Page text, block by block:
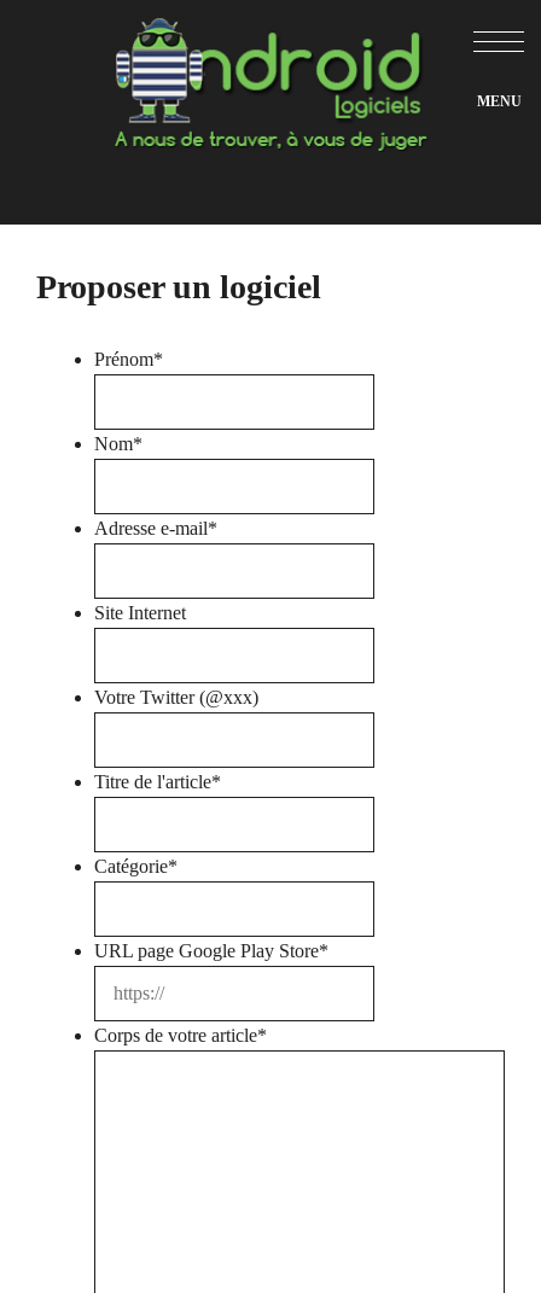
Proposer un logiciel
Prénom*
Nom*
Adresse e-mail*
Site Internet
Votre Twitter (@xxx)
Titre de l'article*
Catégorie*
URL page Google Play Store*
Corps de votre article*